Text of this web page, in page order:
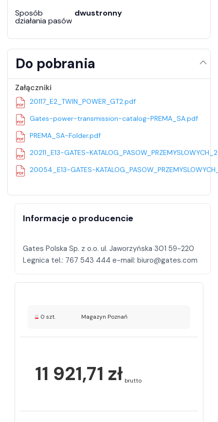
Sposób
działania pasów
dwustronny
Do pobrania
Załączniki
20117_E2_TWIN_POWER_GT2.pdf
Gates-power-transmission-catalog-PREMA_SA.pdf
PREMA_SA-Folder.pdf
20211_E13-GATES-
20054_E13-GATES-
Informacje o producencie
Gates Polska Sp. z o.o. ul. Jaworzyńska 301 59-220
0 szt. Magazyn Poznań
11 921,71 zł brutto